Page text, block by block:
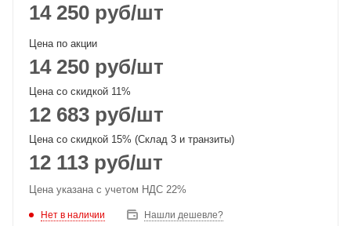
14 250 руб/шт
Цена по акции
14 250 руб/шт
Цена со скидкой 11%
12 683 руб/шт
Цена со скидкой 15% (Склад 3 и транзиты)
12 113 руб/шт
Цена указана с учетом НДС 22%
Нет в наличии Нашли дешевле?